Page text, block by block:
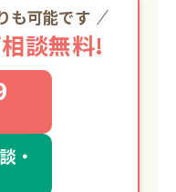
も可能です
談無料!
・